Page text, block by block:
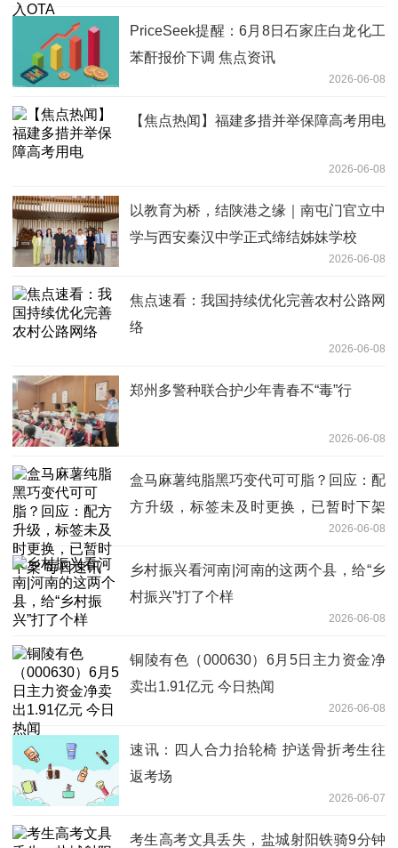
PriceSeek提醒：6月8日石家庄白龙化工
苯酐报价下调 焦点资讯
2026-06-08
【焦点热闻】福建多措并举保障高考用电
2026-06-08
以教育为桥，结陕港之缘｜南屯门官立中
学与西安秦汉中学正式缔结姊妹学校
2026-06-08
焦点速看：我国持续优化完善农村公路网
络
2026-06-08
郑州多警种联合护少年青春不“毒”行
2026-06-08
盒马麻薯纯脂黑巧变代可可脂？回应：配
方升级，标签未及时更换，已暂时下架
2026-06-08
乡村振兴看河南|河南的这两个县，给“乡
村振兴”打了个样
2026-06-08
铜陵有色（000630）6月5日主力资金净
卖出1.91亿元 今日热闻
2026-06-08
速讯：四人合力抬轮椅 护送骨折考生往
返考场
2026-06-07
考生高考文具丢失，盐城射阳铁骑9分钟